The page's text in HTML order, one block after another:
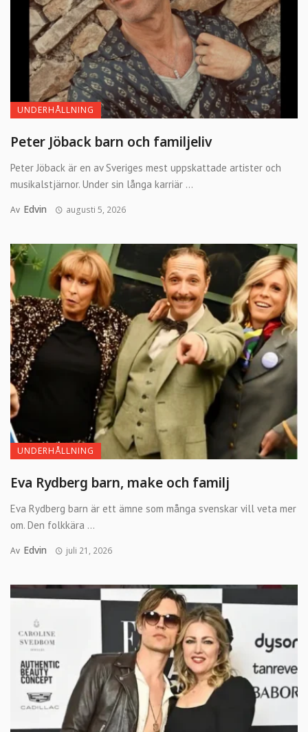
UNDERHÅLLNING
Peter Jöback barn och familjeliv
Peter Jöback är en av Sveriges mest uppskattade artister och
musikalstjärnor. Under sin långa karriär ...
Av Edvin augusti 5, 2026
UNDERHÅLLNING
Eva Rydberg barn, make och familj
Eva Rydberg barn är ett ämne som många svenskar vill veta mer
om. Den folkkära ...
Av Edvin juli 21, 2026